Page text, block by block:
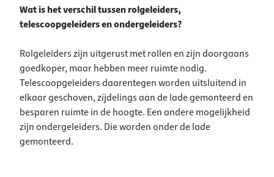
Wat is het verschil tussen rolgeleiders,
telescoopgeleiders en ondergeleiders?
Rolgeleiders zijn uitgerust met rollen en zijn doorgaans
goedkoper, maar hebben meer ruimte nodig.
Telescoopgeleiders daarentegen worden uitsluitend in
elkaar geschoven, zijdelings aan de lade gemonteerd en
besparen ruimte in de hoogte. Een andere mogelijkheid
zijn ondergeleiders. Die worden onder de lade
gemonteerd.